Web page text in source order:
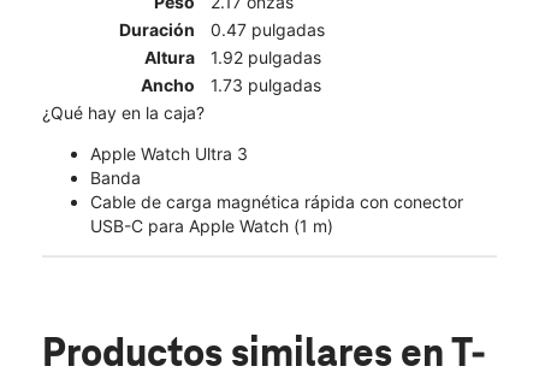
Duración
0.47 pulgadas
Altura
1.92 pulgadas
Ancho
1.73 pulgadas
¿Qué hay en la caja?
Apple Watch Ultra 3
Banda
Cable de carga magnética rápida con conector
USB-C para Apple Watch (1 m)
Productos similares en T-